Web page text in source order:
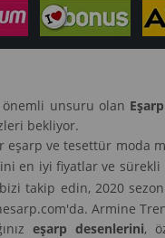
unsuru olan
bekliyor.
eşarp ve tesettür moda
en iyi fiyatlar ve sürekli
takip edin, 2020
Armine
eşarp desenlerini,